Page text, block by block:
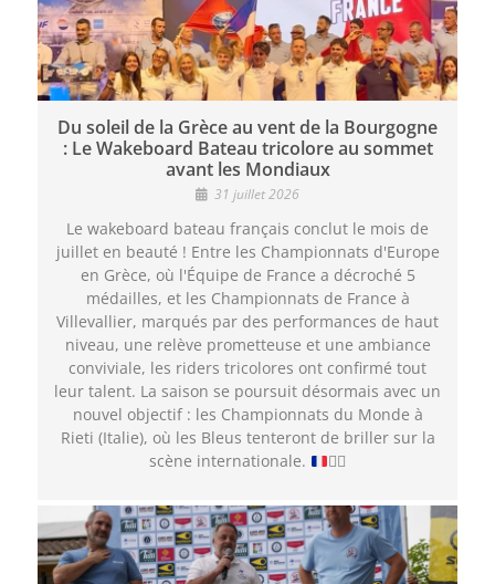
Du soleil de la Grèce au vent de la Bourgogne
: Le Wakeboard Bateau tricolore au sommet
avant les Mondiaux
31 juillet 2026
Le wakeboard bateau français conclut le mois de
juillet en beauté ! Entre les Championnats d'Europe
en Grèce, où l'Équipe de France a décroché 5
médailles, et les Championnats de France à
Villevallier, marqués par des performances de haut
niveau, une relève prometteuse et une ambiance
conviviale, les riders tricolores ont confirmé tout
leur talent. La saison se poursuit désormais avec un
nouvel objectif : les Championnats du Monde à
Rieti (Italie), où les Bleus tenteront de briller sur la
scène internationale.
🏄‍♂️